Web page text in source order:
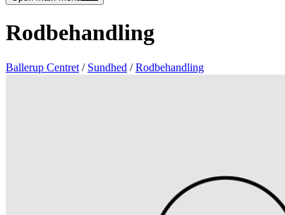
Rodbehandling
Ballerup Centret / Sundhed /Rodbehandling